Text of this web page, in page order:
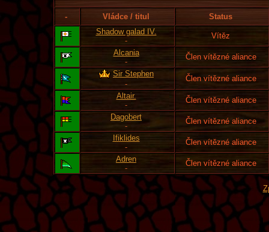
- Vládce / titul
Status
Shadow galad IV.
-
Vítěz
Alcania
-
Člen vítězné aliance
Sir Stephen
-
Člen vítězné aliance
Altair.
-
Člen vítězné aliance
Dagobert
-
Člen vítězné aliance
Ifiklides
-
Člen vítězné aliance
Adren
-
Člen vítězné aliance